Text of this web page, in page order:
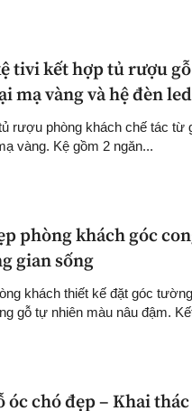
tivi kết hợp tủ rượu
mạ vàng và hệ đèn
rượu phòng khách chế tác từ
vàng. Kệ gồm 2 ngăn...
phòng khách góc
gian sống
khách thiết kế đặt góc
gỗ tự nhiên màu nâu đậm.
óc chó đẹp – Khai